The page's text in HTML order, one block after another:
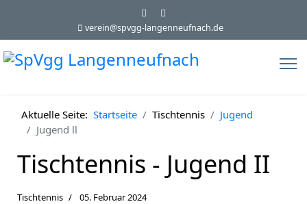
verein@spvgg-langenneufnach.de
Aktuelle Seite: Startseite Tischtennis
Jugend
Jugend ll
Tischtennis - Jugend II
Tischtennis 05. Februar 2024